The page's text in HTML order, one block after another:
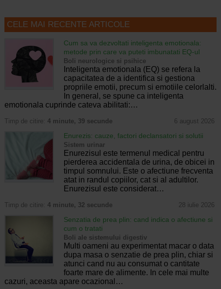
CELE MAI RECENTE ARTICOLE
Cum sa va dezvoltati inteligenta emotionala:
metode prin care va puteti imbunatati EQ-ul
Boli neurologice si psihice
Inteligenta emotionala (EQ) se refera la
capacitatea de a identifica si gestiona
propriile emotii, precum si emotiile celorlalti.
In general, se spune ca inteligenta
emotionala cuprinde cateva abilitati:…
Timp de citire: 4 minute, 39 secunde 6 august 2026
Enurezis: cauze, factori declansatori si solutii
Sistem urinar
Enurezisul este termenul medical pentru
pierderea accidentala de urina, de obicei in
timpul somnului. Este o afectiune frecventa
atat in randul copiilor, cat si al adultilor.
Enurezisul este considerat…
Timp de citire: 4 minute, 32 secunde 28 iulie 2026
Senzatia de prea plin: cand indica o afectiune si
cum o tratati
Boli ale sistemului digestiv
Multi oameni au experimentat macar o data
dupa masa o senzatie de prea plin, chiar si
atunci cand nu au consumat o cantitate
foarte mare de alimente. In cele mai multe
cazuri, aceasta apare ocazional…